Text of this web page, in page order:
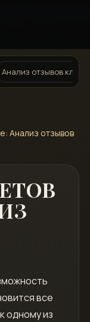
Анализ отзывов
Анализ отзывов
все
одному из